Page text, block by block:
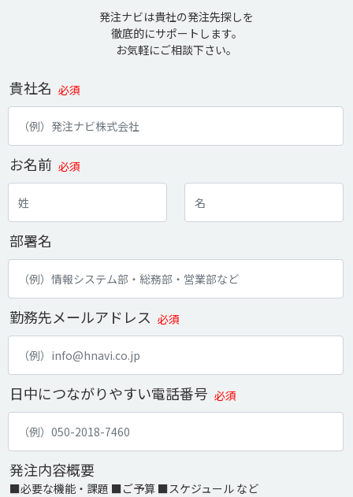
発注ナビは貴社の発注先探しを
徹底的にサポートします。
お気軽にご相談下さい。
貴社名 必須
お名前 必須
部署名
勤務先メールアドレス 必須
日中につながりやすい電話番号 必須
発注内容概要
■必要な機能・課題 ■ご予算 ■スケジュール など